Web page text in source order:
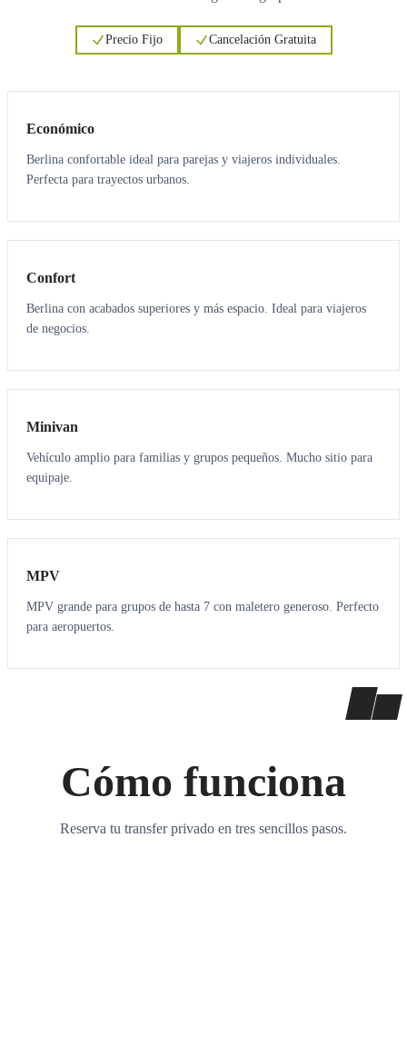
Precio Fijo Cancelación Gratuita
Económico
Berlina confortable ideal para parejas y viajeros individuales.
Perfecta para trayectos urbanos.
3 3
Confort
Berlina con acabados superiores y más espacio. Ideal para viajeros
de negocios.
6 5
Minivan
Vehículo amplio para familias y grupos pequeños. Mucho sitio para
equipaje.
7 7
MPV
MPV grande para grupos de hasta 7 con maletero generoso. Perfecto
para aeropuertos.
Cómo funciona
Reserva tu transfer privado en tres sencillos pasos.